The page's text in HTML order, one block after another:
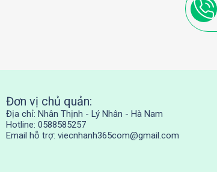
Đơn vị chủ quản:
Địa chỉ: Nhân Thịnh - Lý Nhân - Hà Nam
Hotline: 0588585257
Email hỗ trợ: viecnhanh365com@gmail.com